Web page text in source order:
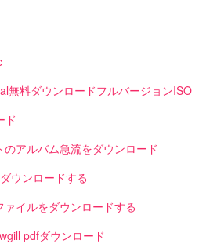
無料ダウンロードフルバージョンISO
ド
アルバム急流をダウンロード
ウンロードする
イルをダウンロードする
pdfダウンロード